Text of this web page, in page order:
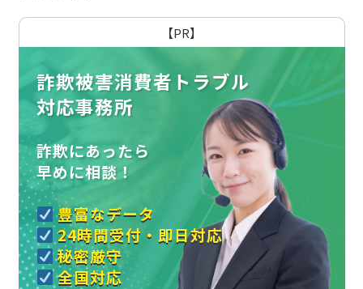
【PR】
詐欺被害消費者トラブル
対応事務所
詐欺にあったら
早めに相談！
豊富なデータ
24時間受付・即日対応
秘密厳守
全国対応